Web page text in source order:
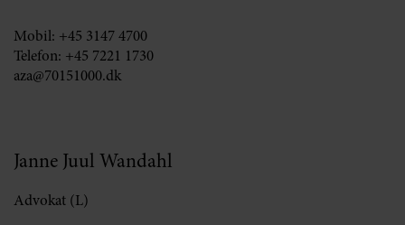
Mobil: +45 3147 4700
Telefon: +45 7221 1730
aza@70151000.dk
Janne Juul Wandahl
Advokat (L)